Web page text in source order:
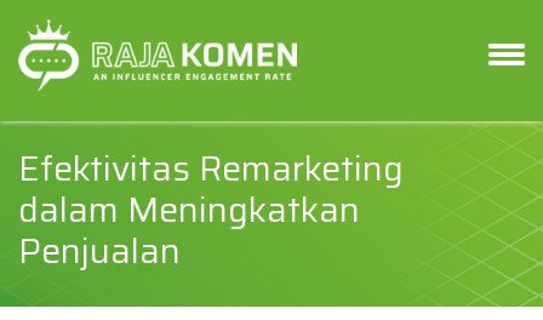
Efektivitas Remarketing
dalam Meningkatkan
Penjualan